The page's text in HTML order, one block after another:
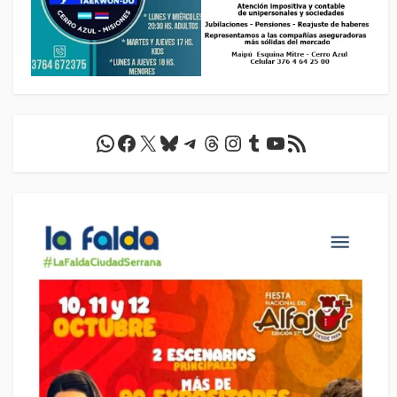
WhatsApp
Facebook
X Bluesky
Telegram
Threads
Instagram
Tumblr
YouTube
Feed RSS